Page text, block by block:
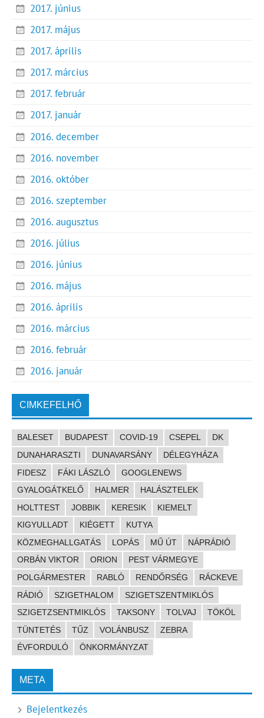
2017. június
2017. május
2017. április
2017. március
2017. február
2017. január
2016. december
2016. november
2016. október
2016. szeptember
2016. augusztus
2016. július
2016. június
2016. május
2016. április
2016. március
2016. február
2016. január
CIMKEFELHŐ
BALESET BUDAPEST COVID-19 CSEPEL
DK
DUNAHARASZTI
DUNAVARSÁNY
DÉLEGYHÁZA
FIDESZ
FÁKI LÁSZLÓ
GOOGLENEWS
GYALOGÁTKELŐ
HALMER
HALÁSZTELEK
HOLTTEST
JOBBIK KERESIK
KIEMELT
KIGYULLADT
KIÉGETT
KUTYA
KÖZMEGHALLGATÁS
LOPÁS MŰ ÚT
NÁPRÁDIÓ
ORBÁN VIKTOR
ORION
PEST VÁRMEGYE
POLGÁRMESTER
RABLÓ RENDŐRSÉG
RÁCKEVE
RÁDIÓ
SZIGETHALOM
SZIGETSZENTMIKLÓS
SZIGETZSENTMIKLÓS
TAKSONY TOLVAJ
TÖKÖL
TÜNTETÉS
TŰZ VOLÁNBUSZ
ZEBRA
ÉVFORDULÓ
ÖNKORMÁNYZAT
META
Bejelentkezés